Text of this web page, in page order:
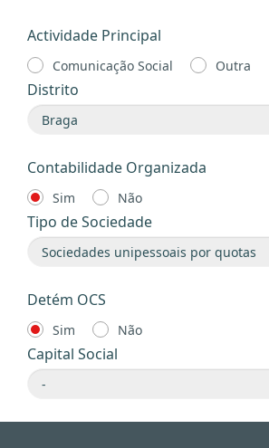
Actividade Principal
Comunicação Social Outra
Distrito
Contabilidade Organizada
Sim Não
Tipo de Sociedade
Detém OCS
Sim Não
Capital Social